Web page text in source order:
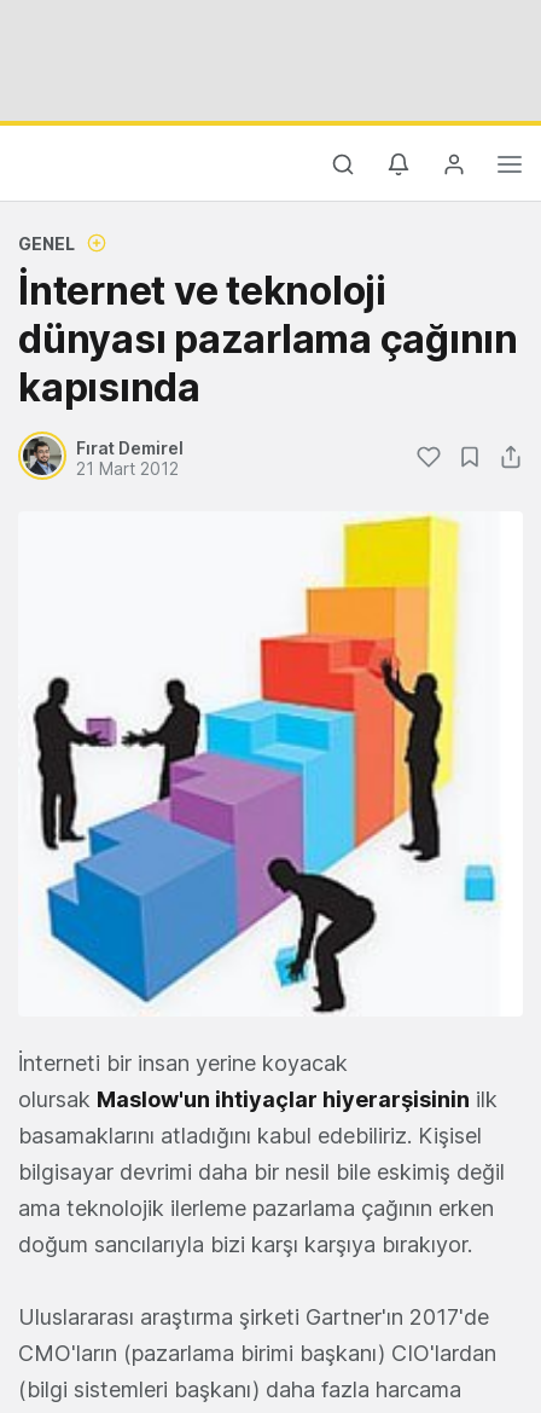
GENEL
İnternet ve teknoloji
dünyası pazarlama çağının
kapısında
Fırat Demirel
21 Mart 2012
İnterneti bir insan yerine koyacak
olursak Maslow'un ihtiyaçlar hiyerarşisinin ilk
basamaklarını atladığını kabul edebiliriz. Kişisel
bilgisayar devrimi daha bir nesil bile eskimiş değil
ama teknolojik ilerleme pazarlama çağının erken
doğum sancılarıyla bizi karşı karşıya bırakıyor.
Uluslararası araştırma şirketi Gartner'ın 2017'de
CMO'ların (pazarlama birimi başkanı) CIO'lardan
(bilgi sistemleri başkanı) daha fazla harcama